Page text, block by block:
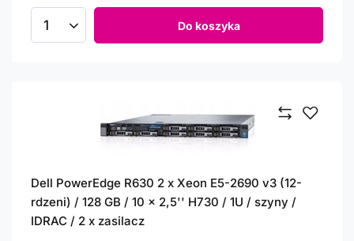
Ilość produktów Do koszyka
Dell PowerEdge R630 2 x Xeon E5-2690 v3 (12-
rdzeni) / 128 GB / 10 x 2,5'' H730 / 1U / szyny /
IDRAC / 2 x zasilacz